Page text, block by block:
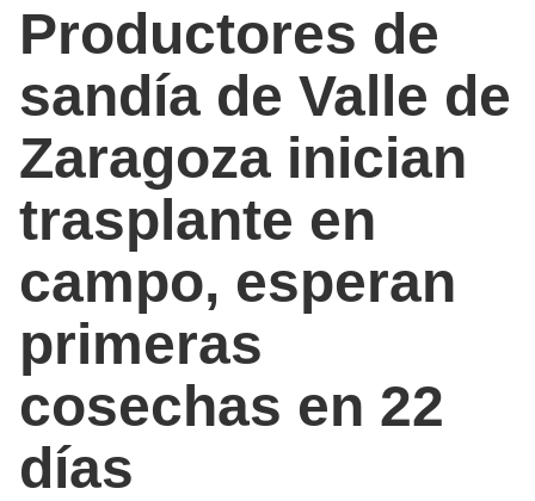
Productores de
sandía de Valle de
Zaragoza inician
trasplante en
campo, esperan
primeras
cosechas en 22
días